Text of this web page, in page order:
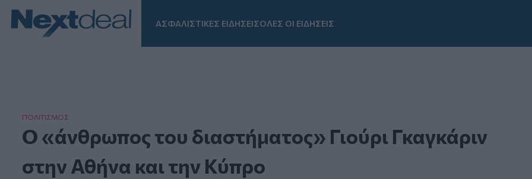
ΑΣΦΑΛΙΣΤΙΚΕΣ ΕΙΔΗΣΕΙΣΟΛΕΣ ΟΙ ΕΙΔΗΣΕΙΣ
ΠΟΛΙΤΙΣΜΟΣ
Ο «άνθρωπος του διαστήματος» Γιούρι Γκαγκάριν
στην Αθήνα και την Κύπρο